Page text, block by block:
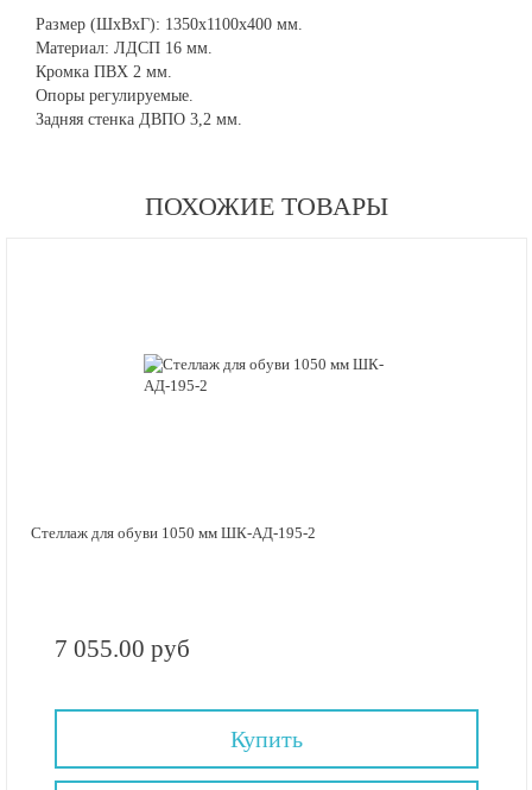
Размер (ШхВхГ): 1350х1100х400 мм.
Материал: ЛДСП 16 мм.
Кромка ПВХ 2 мм.
Опоры регулируемые.
Задняя стенка ДВПО 3,2 мм.
ПОХОЖИЕ ТОВАРЫ
Стеллаж для обуви 1050 мм ШК-АД-195-2
7 055.00 руб
Купить